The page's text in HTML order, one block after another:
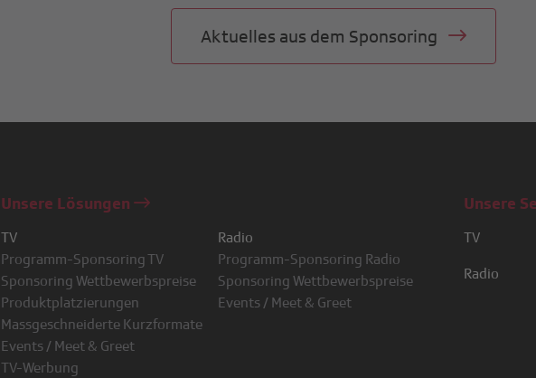
Aktuelles aus dem Sponsoring
Unsere Lösungen
TV
Programm-Sponsoring TV
Sponsoring Wettbewerbspreise
Produktplatzierungen
Massgeschneiderte Kurzformate
Events / Meet & Greet
TV-Werbung
Radio
Programm-Sponsoring Radio
Sponsoring Wettbewerbspreise
Events / Meet & Greet
Unsere
TV
RSI LA 2
Radio